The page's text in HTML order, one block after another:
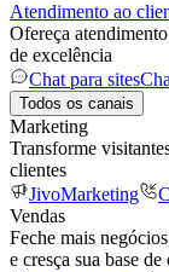
Atendimento ao
Ofereça atendimento
de excelência
Chat para sites
Todos os canais
Marketing
Transforme
clientes
JivoMarketing
Vendas
Feche mais
e cresça sua base de